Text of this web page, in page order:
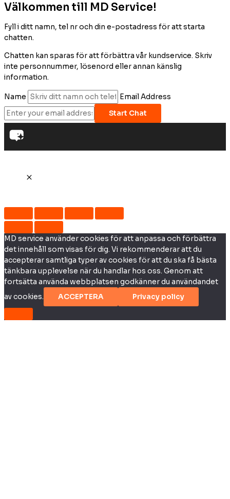
Välkommen till MD Service!
Fyll i ditt namn, tel nr och din e-postadress för att starta
chatten.
Chatten kan sparas för att förbättra vår kundservice. Skriv
inte personnummer, lösenord eller annan känslig
information.
Name
Email Address
Start Chat
MD service använder cookies för att anpassa och förbättra
det innehåll som visas för dig. Vi rekommenderar att du
accepterar samtliga typer av cookies för att du ska få bästa
tänkbara upplevelse när du handlar hos oss. Genom att
fortsätta använda webbplatsen godkänner du användandet
av cookies.
ACCEPTERA Privacy policy